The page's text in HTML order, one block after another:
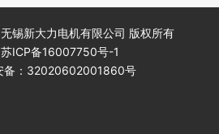
锡新大力电机有限公司 版权所有
苏ICP备16007750号-1
： 32020602001860号